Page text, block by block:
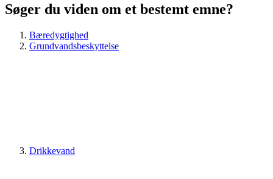
Søger du viden om et bestemt emne?
Bæredygtighed
Grundvandsbeskyttelse
Drikkevand